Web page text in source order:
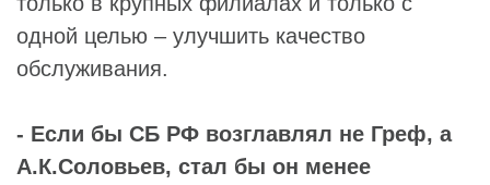
одной целью – улучшить качество
обслуживания.
- Если бы СБ РФ возглавлял не Греф, а
А.К.Соловьев, стал бы он менее